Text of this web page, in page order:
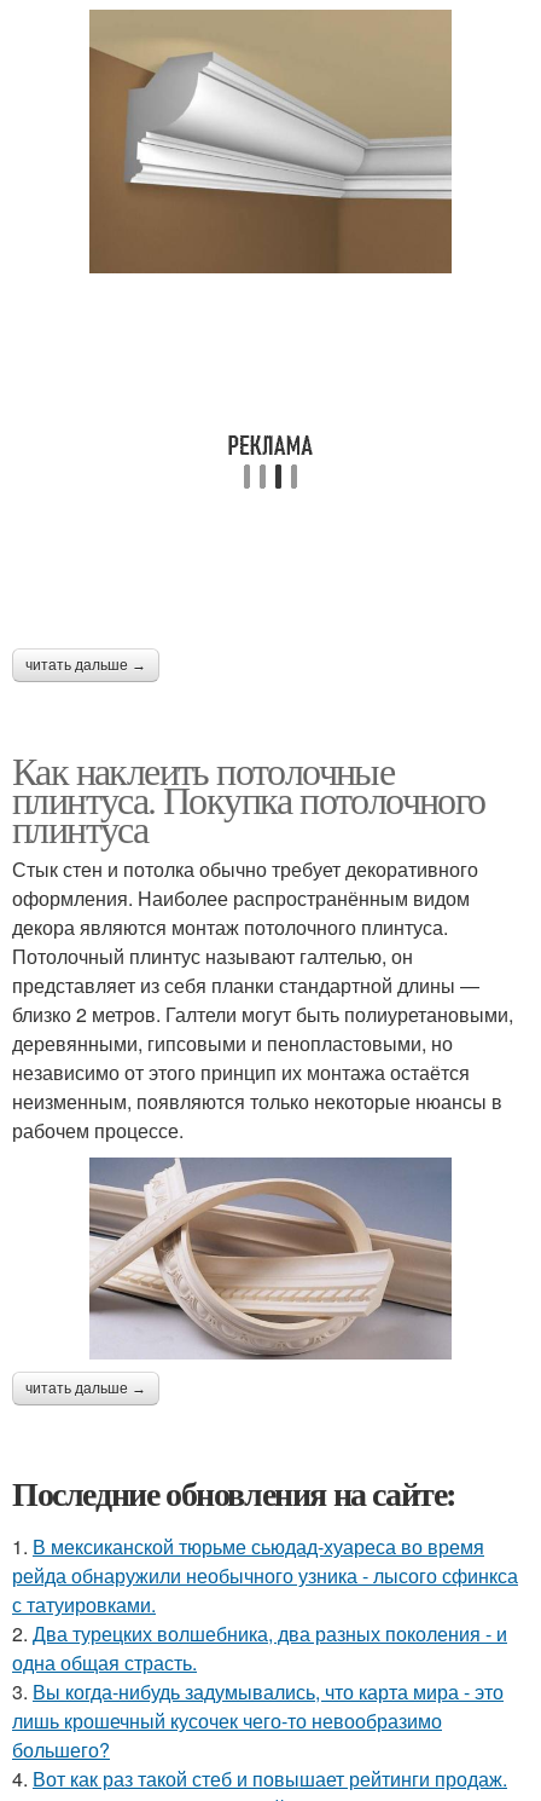
читать дальше →
Как наклеить потолочные
плинтуса. Покупка потолочного
плинтуса
Стык стен и потолка обычно требует декоративного
оформления. Наиболее распространённым видом
декора являются монтаж потолочного плинтуса.
Потолочный плинтус называют галтелью, он
представляет из себя планки стандартной длины —
близко 2 метров. Галтели могут быть полиуретановыми,
деревянными, гипсовыми и пенопластовыми, но
независимо от этого принцип их монтажа остаётся
неизменным, появляются только некоторые нюансы в
рабочем процессе.
читать дальше →
Последние обновления на сайте:
1. В мексиканской тюрьме сьюдад-хуареса во время
рейда обнаружили необычного узника - лысого сфинкса
с татуировками.
2. Два турецких волшебника, два разных поколения - и
одна общая страсть.
3. Вы когда-нибудь задумывались, что карта мира - это
лишь крошечный кусочек чего-то невообразимо
большего?
4. Вот как раз такой стеб и повышает рейтинги продаж.